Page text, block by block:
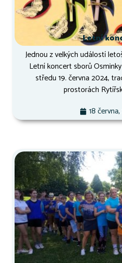
Letní
Jednou z velkých událostí
Letní koncert sborů
středu 19. června 2024,
prostorách
18